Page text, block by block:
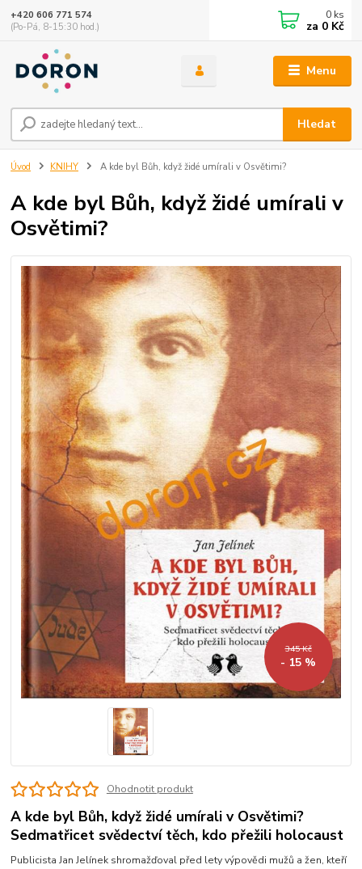
Menu
Hledat
+420 606 771 574
(Po-Pá, 8-15:30 hod.)
0 ks
za 0 Kč
Úvod KNIHY A kde byl Bůh, když židé umírali v Osvětimi?
A kde byl Bůh, když židé umírali v
Osvětimi?
345 Kč
- 15 %
Ohodnotit produkt
A kde byl Bůh, když židé umírali v Osvětimi?
Sedmatřicet svědectví těch, kdo přežili holocaust
Publicista Jan Jelínek shromažďoval před lety výpovědi mužů a žen, kteří